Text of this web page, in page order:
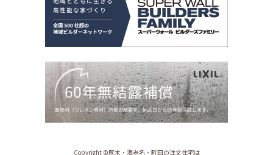
Copyright ©︎厚木・海老名・町田の注文住宅は